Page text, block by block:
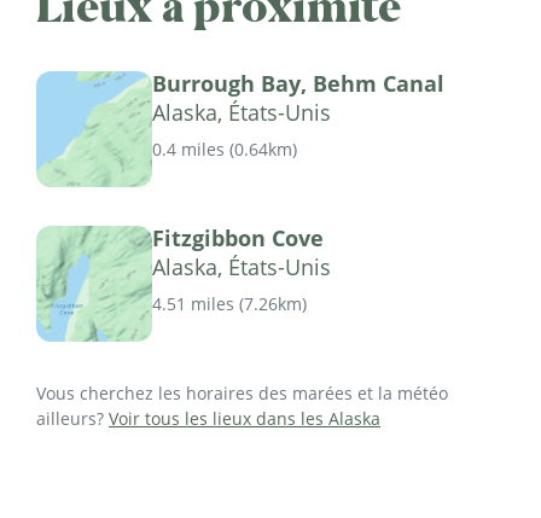
Burrough Bay, Behm Canal
Alaska, États-Unis
0.4 miles (0.64km)
Fitzgibbon Cove
Alaska, États-Unis
4.51 miles (7.26km)
Vous cherchez les horaires des marées et la météo
ailleurs? Voir tous les lieux dans les Alaska